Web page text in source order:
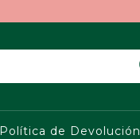
Política de Devolución